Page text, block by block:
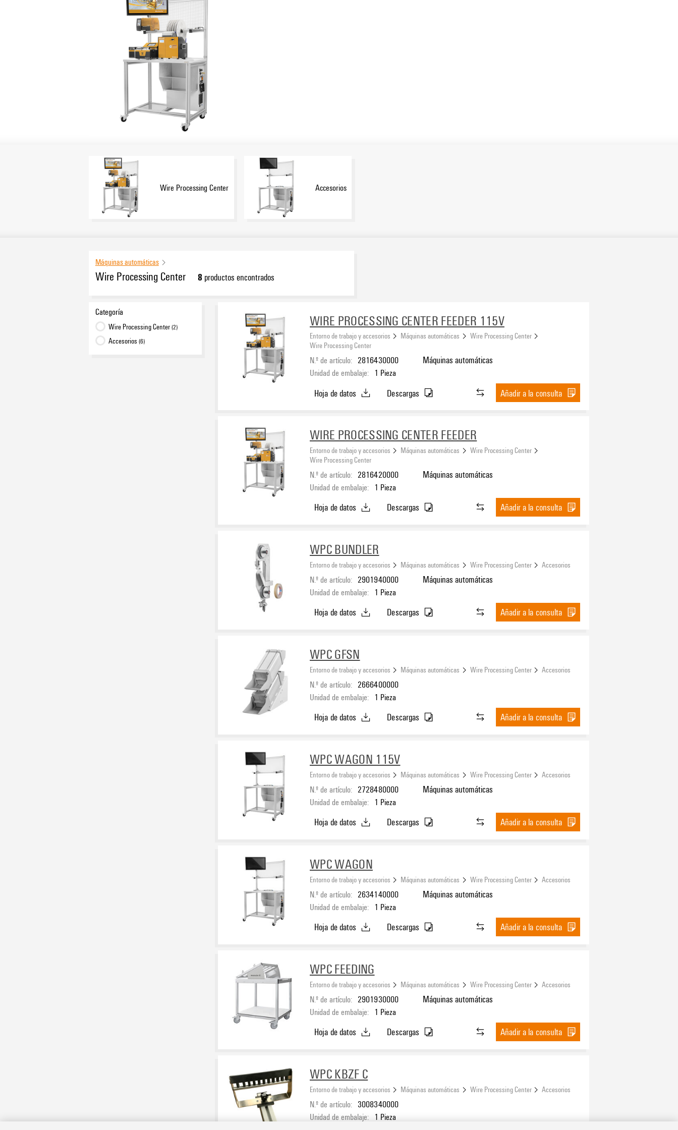
Wire Processing Center Accesorios
Máquinas automáticas
Wire Processing Center 8 productos encontrados
Categoría
Wire Processing Center(2)
Accesorios (6)
WIRE PROCESSING CENTER FEEDER 115V
Entorno de trabajo y accesorios Máquinas automáticas
Wire Processing Center
Wire Processing Center
N.º de artículo: 2816430000
Unidad de embalaje: 1 Pieza
Máquinas automáticas
Hoja de datos Descargas Añadir a la consulta
WIRE PROCESSING CENTER FEEDER
Entorno de trabajo y accesorios Máquinas automáticas
Wire Processing Center
Wire Processing Center
N.º de artículo: 2816420000
Unidad de embalaje: 1 Pieza
Máquinas automáticas
Hoja de datos Descargas Añadir a la consulta
WPC BUNDLER
Entorno de trabajo y accesorios Máquinas automáticas Wire Processing Center Accesorios
N.º de artículo: 2901940000
Unidad de embalaje: 1 Pieza
Máquinas automáticas
Hoja de datos Descargas Añadir a la consulta
WPC GFSN
Entorno de trabajo y accesorios Máquinas automáticas Wire Processing Center Accesorios
N.º de artículo: 2666400000
Unidad de embalaje: 1 Pieza
Hoja de datos Descargas Añadir a la consulta
WPC WAGON 115V
Entorno de trabajo y accesorios Máquinas automáticas Wire Processing Center Accesorios
N.º de artículo: 2728480000
Unidad de embalaje: 1 Pieza
Máquinas automáticas
Hoja de datos Descargas Añadir a la consulta
WPC WAGON
Entorno de trabajo y accesorios Máquinas automáticas Wire Processing Center Accesorios
N.º de artículo: 2634140000
Unidad de embalaje: 1 Pieza
Máquinas automáticas
Hoja de datos Descargas Añadir a la consulta
WPC FEEDING
Entorno de trabajo y accesorios Máquinas automáticas Wire Processing Center Accesorios
N.º de artículo: 2901930000
Unidad de embalaje: 1 Pieza
Máquinas automáticas
Hoja de datos Descargas Añadir a la consulta
WPC KBZF C
Entorno de trabajo y accesorios Máquinas automáticas Wire Processing Center Accesorios
N.º de artículo: 3008340000
Unidad de embalaje: 1 Pieza